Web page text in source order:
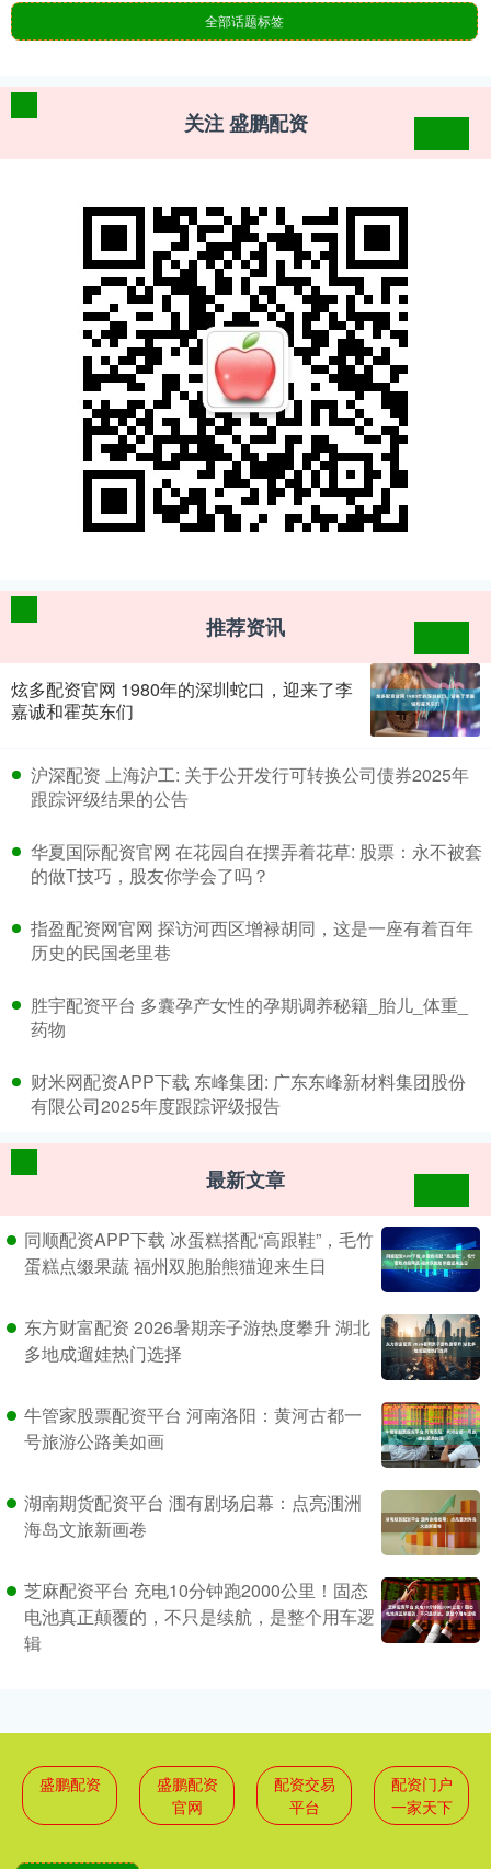
全部话题标签
关注 盛鹏配资
推荐资讯
炫多配资官网 1980年的深圳蛇口，迎来了李
嘉诚和霍英东们
​沪深配资 上海沪工: 关于公开发行可转换公司债券2025年
跟踪评级结果的公告
​华夏国际配资官网 在花园自在摆弄着花草: 股票：永不被套
的做T技巧，股友你学会了吗？
​指盈配资网官网 探访河西区增禄胡同，这是一座有着百年
历史的民国老里巷
​胜宇配资平台 多囊孕产女性的孕期调养秘籍_胎儿_体重_
药物
​财米网配资APP下载 东峰集团: 广东东峰新材料集团股份
有限公司2025年度跟踪评级报告
最新文章
同顺配资APP下载 冰蛋糕搭配“高跟鞋”，毛竹
蛋糕点缀果蔬 福州双胞胎熊猫迎来生日
东方财富配资 2026暑期亲子游热度攀升 湖北
多地成遛娃热门选择
牛管家股票配资平台 河南洛阳：黄河古都一
号旅游公路美如画
湖南期货配资平台 涠有剧场启幕：点亮涠洲
海岛文旅新画卷
芝麻配资平台 充电10分钟跑2000公里！固态
电池真正颠覆的，不只是续航，是整个用车逻
辑
盛鹏配资
盛鹏配资
官网
配资交易
平台
配资门户
一家天下